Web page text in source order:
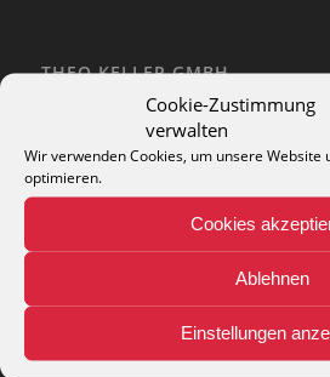
Cookie-Zustimmung
verwalten
Wir verwenden Cookies, um unsere Website
optimieren.
Cookies
Ablehnen
Einstellungen
THEO KELLER GMBH
Lohackerstr. 30
44867 Bochum
phone: + 49 (2327) 3083 - 20
e-mail:info@theko-collection.com
INFO